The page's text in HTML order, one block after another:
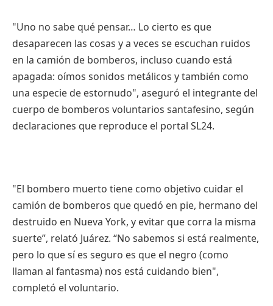
"Uno no sabe qué pensar… Lo cierto es que
desaparecen las cosas y a veces se escuchan ruidos
en la camión de bomberos, incluso cuando está
apagada: oímos sonidos metálicos y también como
una especie de estornudo", aseguró el integrante del
cuerpo de bomberos voluntarios santafesino, según
declaraciones que reproduce el portal SL24.
"El bombero muerto tiene como objetivo cuidar el
camión de bomberos que quedó en pie, hermano del
destruido en Nueva York, y evitar que corra la misma
suerte”, relató Juárez. “No sabemos si está realmente,
pero lo que sí es seguro es que el negro (como
llaman al fantasma) nos está cuidando bien",
completó el voluntario.